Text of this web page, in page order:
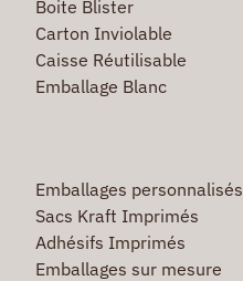
Boite Blister
Carton Inviolable
Caisse Réutilisable
Emballage Blanc
Emballages personnalisés
Sacs Kraft Imprimés
Adhésifs Imprimés
Emballages sur mesure